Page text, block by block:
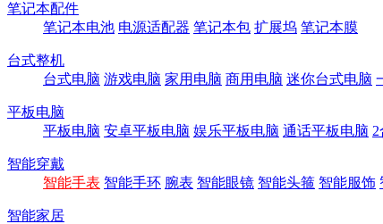
笔记本配件
笔记本电池 电源适配器 笔记本包 扩展坞 笔记本膜
台式整机
台式电脑 游戏电脑 家用电脑 商用电脑 迷你台式电脑
平板电脑
平板电脑 安卓平板电脑 娱乐平板电脑 通话平板电脑
智能穿戴
智能手表 智能手环 腕表 智能眼镜 智能头箍 智能服饰
智能家居